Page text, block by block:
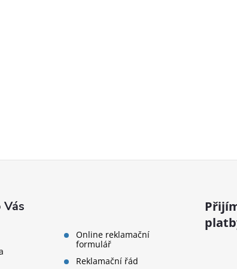
Online reklamační
formulář
Reklamační řád